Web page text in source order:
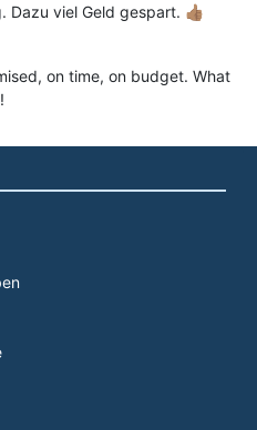
viel Geld gespart. 👍🏽
on time, on budget. What